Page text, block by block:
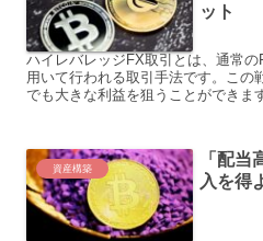
ット
ハイレバレッジFX取引とは、通常
用いて行われる取引手法です。この
でも大きな利益を狙うことができま
資産構築
「配
入を得